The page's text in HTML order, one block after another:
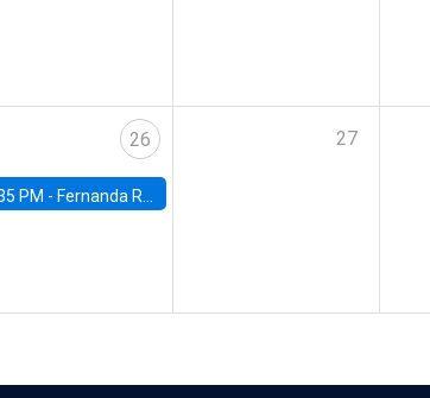
26
PM - Fernanda Rojas Ampuero, University of Wisconsin-Madison
27